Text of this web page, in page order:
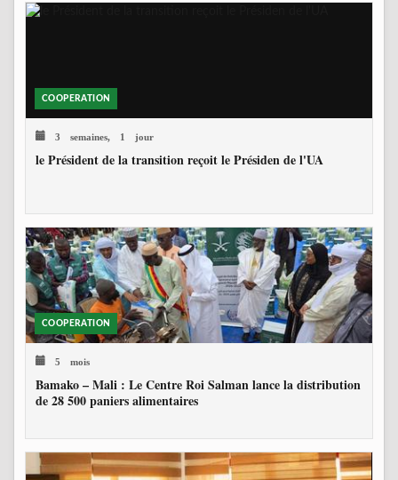
COOPERATION
3 semaines, 1 jour
le Président de la transition reçoit le Présiden de l'UA
COOPERATION
5 mois
Bamako – Mali : Le Centre Roi Salman lance la distribution
de 28 500 paniers alimentaires